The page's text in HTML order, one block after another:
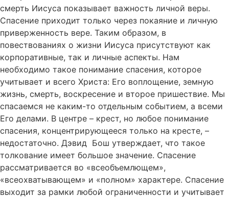
смерть Иисуса показывает важность личной веры.
Спасение приходит только через покаяние и личную
приверженность вере. Таким образом, в
повествованиях о жизни Иисуса присутствуют как
корпоративные, так и личные аспекты. Нам
необходимо такое понимание спасения, которое
учитывает и всего Христа: Его воплощение, земную
жизнь, смерть, воскресение и второе пришествие. Мы
спасаемся не каким-то отдельным событием, а всеми
Его делами. В центре – крест, но любое понимание
спасения, концентрирующееся только на кресте, –
недостаточно. Дэвид Бош утверждает, что такое
толкование имеет большое значение. Спасение
рассматривается во «всеобъемлющем»,
«всеохватывающем» и «полном» характере. Спасение
выходит за рамки любой ограниченности и учитывает